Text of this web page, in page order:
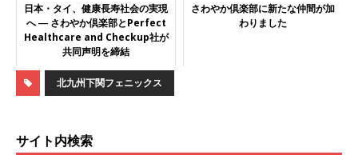
日本・タイ、健康長寿社会の実現
へ ― さわやか倶楽部とPerfect
Healthcare and Checkup社が
共同声明を締結
さわやか倶楽部に新たな仲間が加
わりました
北九州下関フェニックス
サイト内検索